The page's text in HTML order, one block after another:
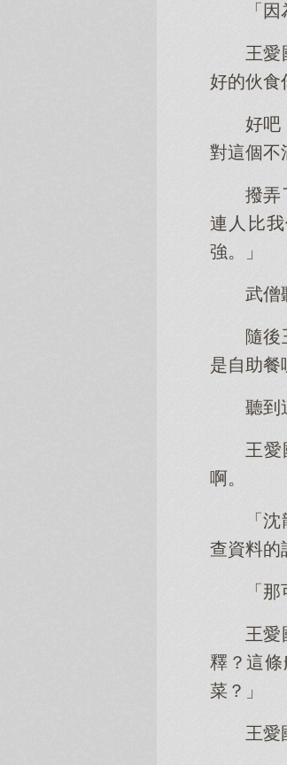
「
王愛
好的伙食
好吧
對這個不
撥弄
連人比
強。」
武僧
隨後
是自助餐
聽到
王愛
啊。
「
查資料的
「
王愛
釋？這
菜？」
王愛